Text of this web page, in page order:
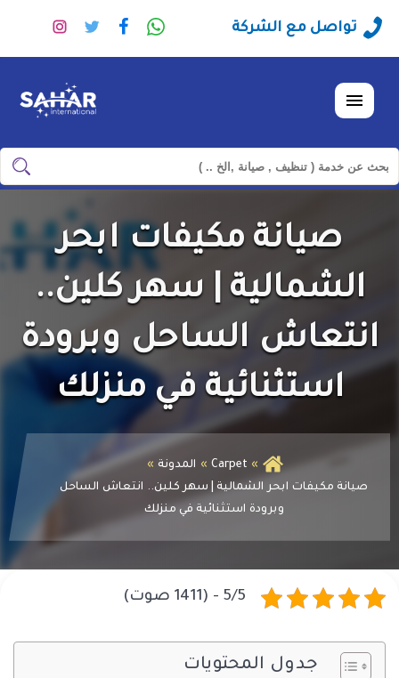
تواصل مع الشركة
راسلنا تابعنا تابعنا
القائمة
ابحث
في
العالمية
صيانة مكيفات ابحر
الشمالية | سهر كلين..
انتعاش الساحل وبرودة
استثنائية في منزلك
Carpet
المدونة
صيانة مكيفات ابحر الشمالية | سهر كلين.. انتعاش الساحل
وبرودة استثنائية في منزلك
5/5 - (1411 صوت)
جدول المحتويات